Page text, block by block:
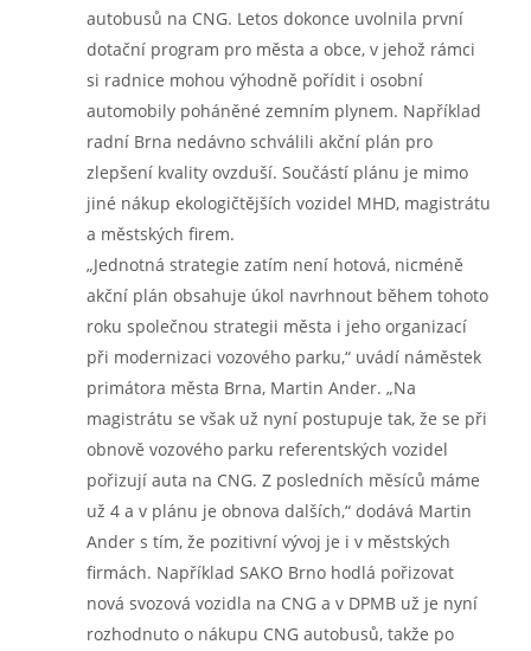
autobusů na CNG. Letos dokonce uvolnila první
dotační program pro města a obce, v jehož rámci
si radnice mohou výhodně pořídit i osobní
automobily poháněné zemním plynem. Například
radní Brna nedávno schválili akční plán pro
zlepšení kvality ovzduší. Součástí plánu je mimo
jiné nákup ekologičtějších vozidel MHD, magistrátu
a městských firem.
„Jednotná strategie zatím není hotová, nicméně
akční plán obsahuje úkol navrhnout během tohoto
roku společnou strategii města i jeho organizací
při modernizaci vozového parku,“ uvádí náměstek
primátora města Brna, Martin Ander. „Na
magistrátu se však už nyní postupuje tak, že se při
obnově vozového parku referentských vozidel
pořizují auta na CNG. Z posledních měsíců máme
už 4 a v plánu je obnova dalších,“ dodává Martin
Ander s tím, že pozitivní vývoj je i v městských
firmách. Například SAKO Brno hodlá pořizovat
nová svozová vozidla na CNG a v DPMB už je nyní
rozhodnuto o nákupu CNG autobusů, takže po